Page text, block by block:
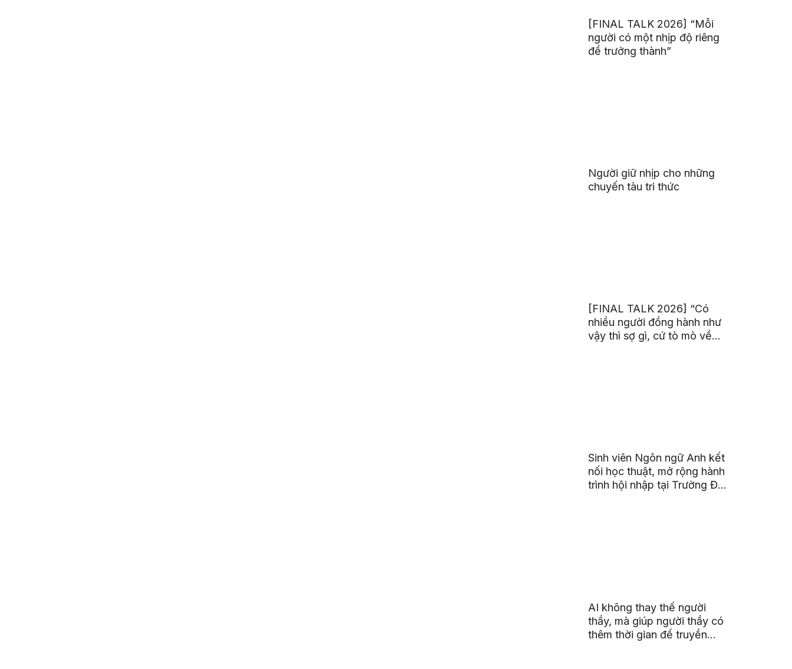
[FINAL TALK 2026] “Mỗi
người có một nhịp độ riêng
để trưởng thành”
Người giữ nhịp cho những
chuyến tàu tri thức
[FINAL TALK 2026] “Có
nhiều người đồng hành như
vậy thì sợ gì, cứ tò mò về
Sinh viên Ngôn ngữ Anh kết
nối học thuật, mở rộng hành
trình hội nhập tại Trường Đại
AI không thay thế người
thầy, mà giúp người thầy có
thêm thời gian để truyền